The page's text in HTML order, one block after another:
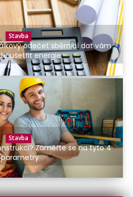
Stavba
odečet sběrnicí dat vám
ušetřit energie
Stavba
Zaměřte se na tyto 4
parametry